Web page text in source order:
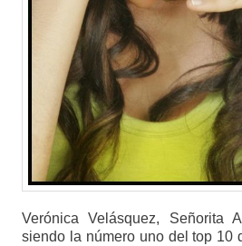
Verónica Velásquez, Señorita
siendo la número uno del top 10